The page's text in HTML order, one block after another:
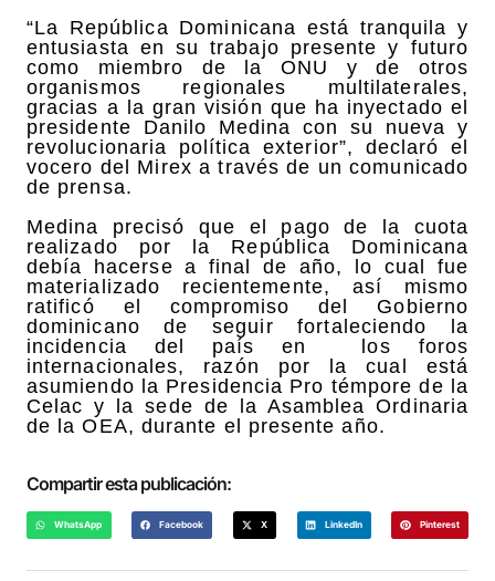
“La República Dominicana está tranquila y
entusiasta en su trabajo presente y futuro
como miembro de la ONU y de otros
organismos regionales multilaterales,
gracias a la gran visión que ha inyectado el
presidente Danilo Medina con su nueva y
revolucionaria política exterior”, declaró el
vocero del Mirex a través de un comunicado
de prensa.
Medina precisó que el pago de la cuota
realizado por la República Dominicana
debía hacerse a final de año, lo cual fue
materializado recientemente, así mismo
ratificó el compromiso del Gobierno
dominicano de seguir fortaleciendo la
incidencia del país en los foros
internacionales, razón por la cual está
asumiendo la Presidencia Pro témpore de la
Celac y la sede de la Asamblea Ordinaria
de la OEA, durante el presente año.
Compartir esta publicación:
WhatsApp Facebook X LinkedIn Pinterest